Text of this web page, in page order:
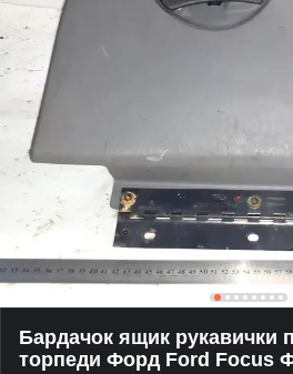
Бардачок ящик рукавички
торпеди Форд Ford Focus